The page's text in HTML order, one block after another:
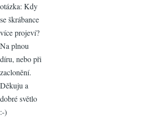
otázka: Kdy
se škrábance
více projeví?
Na plnou
díru, nebo při
zaclonění.
Děkuju a
dobré světlo
:-)